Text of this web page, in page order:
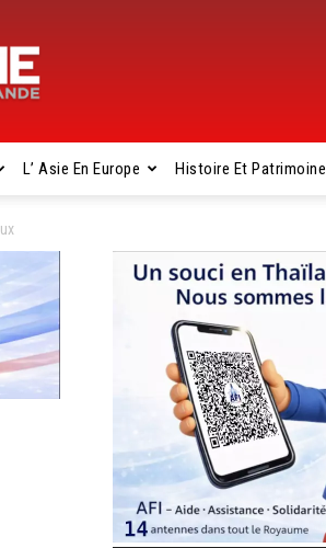
L’ Asie En Europe Histoire Et Patrimoine